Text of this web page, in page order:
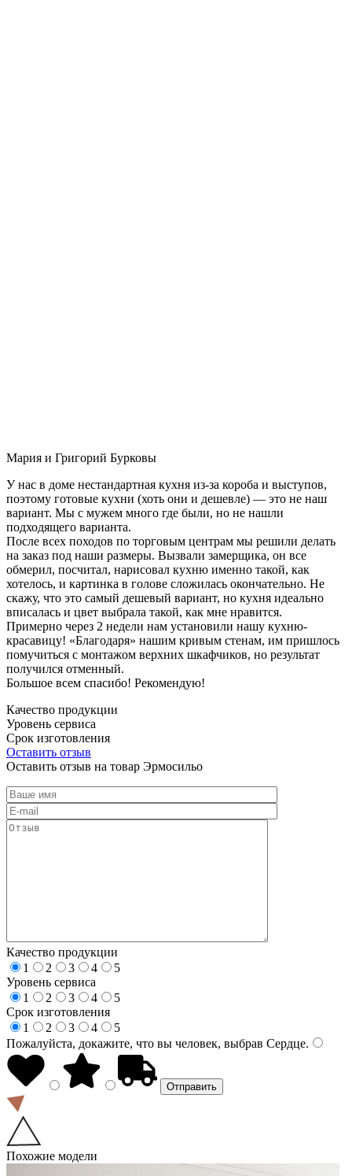
Мария и Григорий Бурковы
У нас в доме нестандартная кухня из-за короба и выступов,
поэтому готовые кухни (хоть они и дешевле) — это не наш
вариант. Мы с мужем много где были, но не нашли
подходящего варианта.
После всех походов по торговым центрам мы решили делать
на заказ под наши размеры. Вызвали замерщика, он все
обмерил, посчитал, нарисовал кухню именно такой, как
хотелось, и картинка в голове сложилась окончательно. Не
скажу, что это самый дешевый вариант, но кухня идеально
вписалась и цвет выбрала такой, как мне нравится.
Примерно через 2 недели нам установили нашу кухню-
красавицу! «Благодаря» нашим кривым стенам, им пришлось
помучиться с монтажом верхних шкафчиков, но результат
получился отменный.
Большое всем спасибо! Рекомендую!
Качество продукции
Уровень сервиса
Срок изготовления
Оставить отзыв
Оставить отзыв на товар Эрмосильо
Качество продукции
1
2 3 4
5
Уровень сервиса
1
2 3 4
5
Срок изготовления
1
2 3 4
5
Пожалуйста, докажите, что вы человек, выбрав Сердце.
Похожие модели